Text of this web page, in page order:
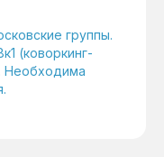
группы.
(коворкинг-
Необходима